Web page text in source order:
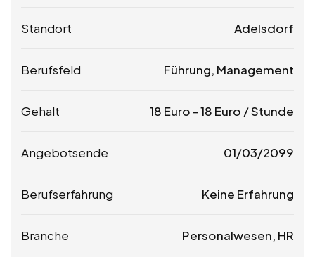
Standort Adelsdorf
Berufsfeld Führung, Management
Gehalt 18 Euro -18 Euro / Stunde
Angebotsende 01/03/2099
Berufserfahrung Keine Erfahrung
Branche Personalwesen, HR